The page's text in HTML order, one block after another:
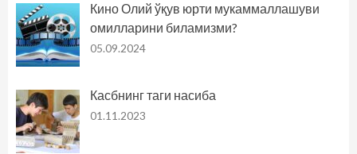
Кино Олий ўқув юрти мукаммаллашуви
омилларини биламизми?
05.09.2024
Касбнинг таги насиба
01.11.2023